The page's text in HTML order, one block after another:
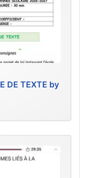
DE TEXTE by